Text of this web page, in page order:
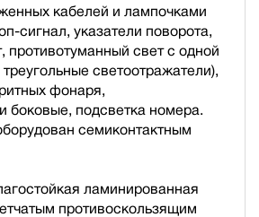
кабелей и лампочками
сигнал, указатели поворота,
противотуманный свет с одной
светоотражатели),
фонаря,
боковые, подсветка номера.
семиконтактным
ламинированная
противоскользящим